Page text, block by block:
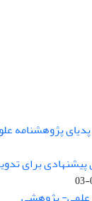
پژوهشنامه
برای